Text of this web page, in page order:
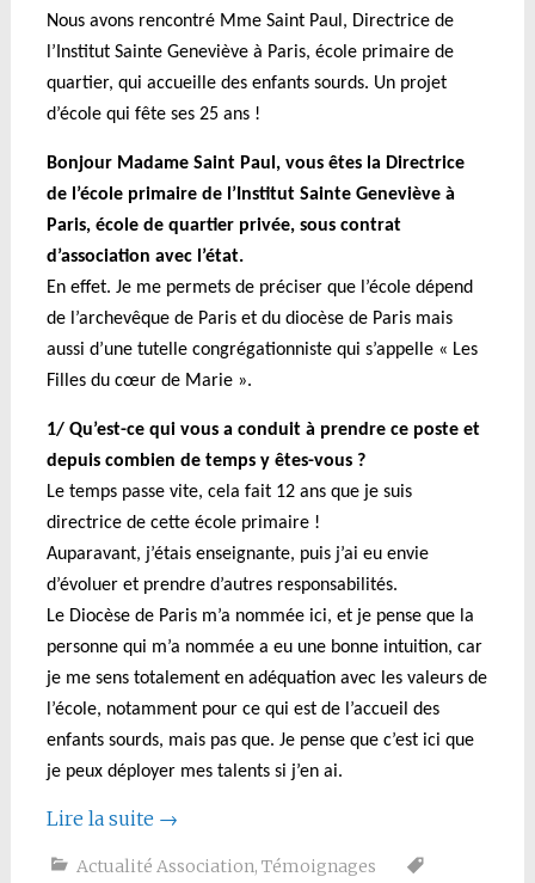
Nous avons rencontré Mme Saint Paul, Directrice de
l’Institut Sainte Geneviève à Paris, école primaire de
quartier, qui accueille des enfants sourds. Un projet
d’école qui fête ses 25 ans !
Bonjour Madame Saint Paul, vous êtes la Directrice
de l’école primaire de l’Institut Sainte Geneviève à
Paris, école de quartier privée, sous contrat
d’association avec l’état.
En effet. Je me permets de préciser que l’école dépend
de l’archevêque de Paris et du diocèse de Paris mais
aussi d’une tutelle congrégationniste qui s’appelle « Les
Filles du cœur de Marie ».
1/ Qu’est-ce qui vous a conduit à prendre ce poste et
depuis combien de temps y êtes-vous ?
Le temps passe vite, cela fait 12 ans que je suis
directrice de cette école primaire !
Auparavant, j’étais enseignante, puis j’ai eu envie
d’évoluer et prendre d’autres responsabilités.
Le Diocèse de Paris m’a nommée ici, et je pense que la
personne qui m’a nommée a eu une bonne intuition, car
je me sens totalement en adéquation avec les valeurs de
l’école, notamment pour ce qui est de l’accueil des
enfants sourds, mais pas que. Je pense que c’est ici que
je peux déployer mes talents si j’en ai.
Lire la suite →
Actualité Association, Témoignages